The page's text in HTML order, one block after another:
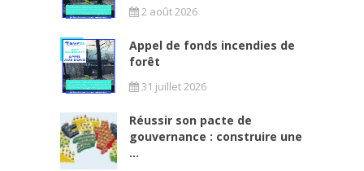
2 août 2026
Appel de fonds incendies de
forêt
31 juillet 2026
Réussir son pacte de
gouvernance : construire une
...